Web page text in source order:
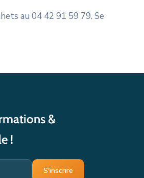
au 04 42 91 59 79. Se
&
!